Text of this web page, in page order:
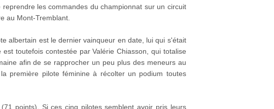
les commandes du championnat sur un circuit
au Mont-Tremblant.
albertain est le dernier vainqueur en date, lui qui s'était
toutefois contestée par Valérie Chiasson, qui totalise
afin de se rapprocher un peu plus des meneurs au
première pilote féminine à récolter un podium toutes
points). Si ces cinq pilotes semblent avoir pris leurs